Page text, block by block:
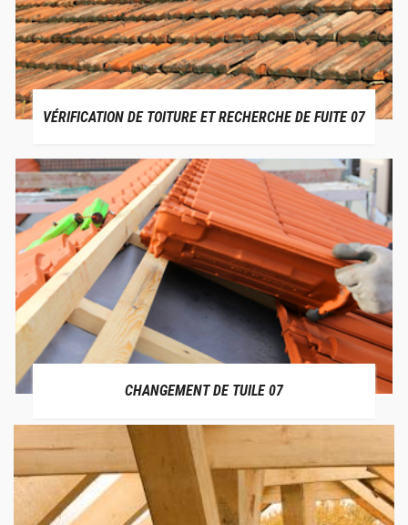
VÉRIFICATION DE TOITURE ET RECHERCHE DE FUITE 07
CHANGEMENT DE TUILE 07